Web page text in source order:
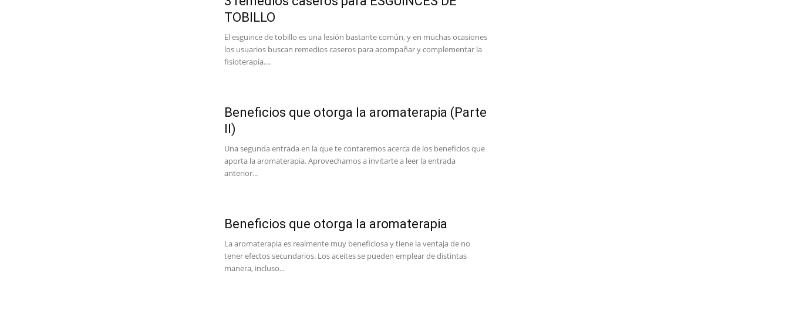
TOBILLO
El esguince de tobillo es una lesión bastante común, y en muchas ocasiones
los usuarios buscan remedios caseros para acompañar y complementar la
fisioterapia....
Beneficios que otorga la aromaterapia (Parte
II)
Una segunda entrada en la que te contaremos acerca de los beneficios que
aporta la aromaterapia. Aprovechamos a invitarte a leer la entrada
anterior...
Beneficios que otorga la aromaterapia
La aromaterapia es realmente muy beneficiosa y tiene la ventaja de no
tener efectos secundarios. Los aceites se pueden emplear de distintas
manera, incluso...